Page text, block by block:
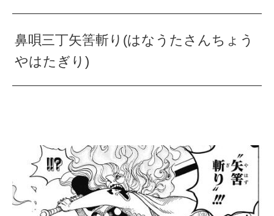
鼻唄三丁矢筈斬り(はなうたさんちょう
やはたぎり)